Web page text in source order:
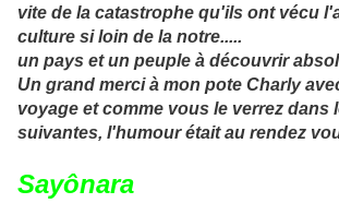
vite de la catastrophe qu'ils ont vécu
culture si loin de la notre.....
un pays et un peuple à découvrir
Un grand merci à mon pote Charly
voyage et comme vous le verrez dans
suivantes, l'humour était au rendez
Sayônara